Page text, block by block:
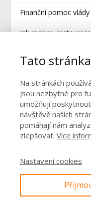
Finanční pomoc
Jak mohou
Restaurant
Rubriky
Příspěvky Restaurant
Rady pro restaurace
Tato
Na stránkách
jsou nezbytné pro
umožňují
návštěvě našich
pomáhají nám
zlepšovat. Více
Nastavení cookies